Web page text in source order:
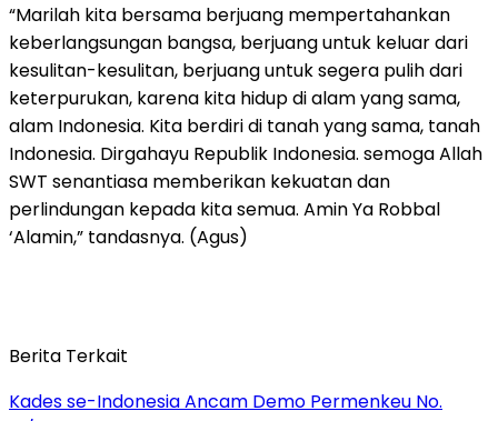
“Marilah kita bersama berjuang mempertahankan
keberlangsungan bangsa, berjuang untuk keluar dari
kesulitan-kesulitan, berjuang untuk segera pulih dari
keterpurukan, karena kita hidup di alam yang sama,
alam Indonesia. Kita berdiri di tanah yang sama, tanah
Indonesia. Dirgahayu Republik Indonesia. semoga Allah
SWT senantiasa memberikan kekuatan dan
perlindungan kepada kita semua. Amin Ya Robbal
‘Alamin,” tandasnya. (Agus)
Berita Terkait
Kades se-Indonesia Ancam Demo Permenkeu No.